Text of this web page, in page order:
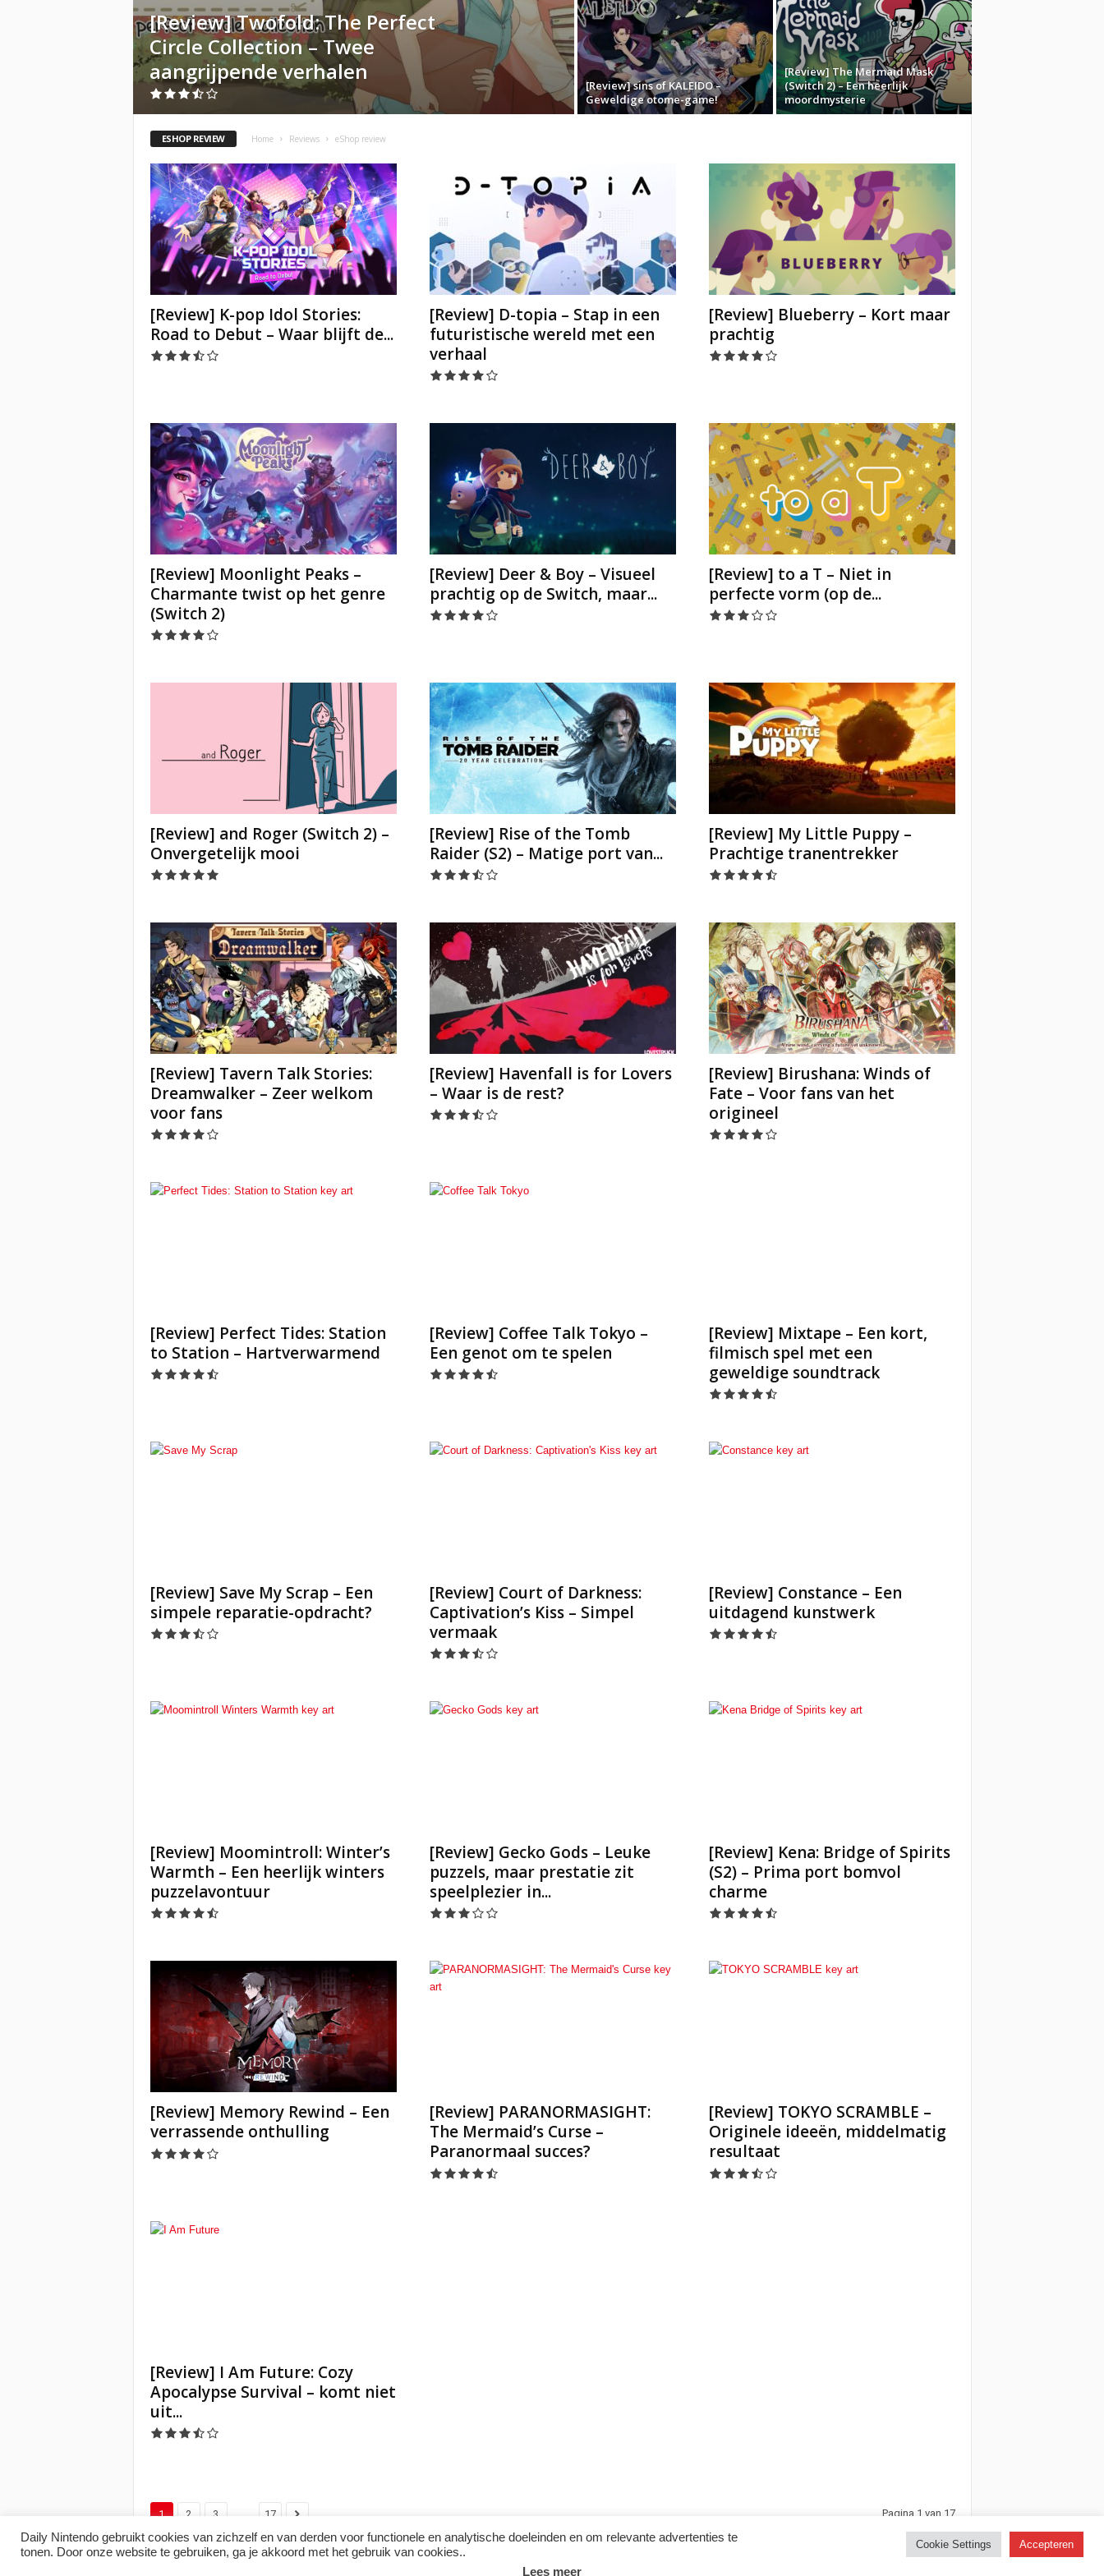
[Review] Twofold: The Perfect
Circle Collection – Twee
aangrijpende verhalen
[Review] sins of KALEIDO –
Geweldige otome-game!
[Review] The Mermaid Mask
(Switch 2) – Een heerlijk
moordmysterie
ESHOP REVIEW Home Reviews eShop review
[Review] K-pop Idol Stories:
Road to Debut – Waar blijft de...
[Review] D-topia – Stap in een
futuristische wereld met een
verhaal
[Review] Blueberry – Kort maar
prachtig
[Review] Moonlight Peaks –
Charmante twist op het genre
(Switch 2)
[Review] Deer & Boy – Visueel
prachtig op de Switch, maar...
[Review] to a T – Niet in
perfecte vorm (op de...
[Review] and Roger (Switch 2) –
Onvergetelijk mooi
[Review] Rise of the Tomb
Raider (S2) – Matige port van...
[Review] My Little Puppy –
Prachtige tranentrekker
[Review] Tavern Talk Stories:
Dreamwalker – Zeer welkom
voor fans
[Review] Havenfall is for Lovers
– Waar is de rest?
[Review] Birushana: Winds of
Fate – Voor fans van het
origineel
[Review] Perfect Tides: Station
to Station – Hartverwarmend
[Review] Coffee Talk Tokyo –
Een genot om te spelen
[Review] Mixtape – Een kort,
filmisch spel met een
geweldige soundtrack
[Review] Save My Scrap – Een
simpele reparatie-opdracht?
[Review] Court of Darkness:
Captivation’s Kiss – Simpel
vermaak
[Review] Constance – Een
uitdagend kunstwerk
[Review] Moomintroll: Winter’s
Warmth – Een heerlijk winters
puzzelavontuur
[Review] Gecko Gods – Leuke
puzzels, maar prestatie zit
speelplezier in...
[Review] Kena: Bridge of Spirits
(S2) – Prima port bomvol
charme
[Review] Memory Rewind – Een
verrassende onthulling
[Review] PARANORMASIGHT:
The Mermaid’s Curse –
Paranormaal succes?
[Review] TOKYO SCRAMBLE –
Originele ideeën, middelmatig
resultaat
[Review] I Am Future: Cozy
Apocalypse Survival – komt niet
uit...
1 2 3 17 Pagina 1 van 17
Daily Nintendo gebruikt cookies van zichzelf en van derden voor functionele en analytische doeleinden en om relevante advertenties te
tonen. Door onze website te gebruiken, ga je akkoord met het gebruik van cookies..
Cookie Settings Accepteren
Lees meer